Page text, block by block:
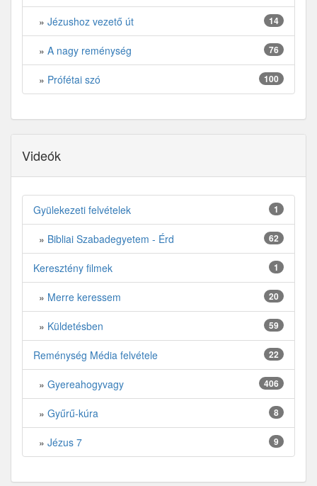
14
» Jézushoz vezető út
76
» A nagy reménység
100
» Prófétai szó
Videók
1
Gyülekezeti felvételek
62
» Bibliai Szabadegyetem - Érd
1
Keresztény filmek
20
» Merre keressem
59
» Küldetésben
22
Reménység Média felvétele
406
» Gyereahogyvagy
8
» Gyűrű-kúra
9
» Jézus 7